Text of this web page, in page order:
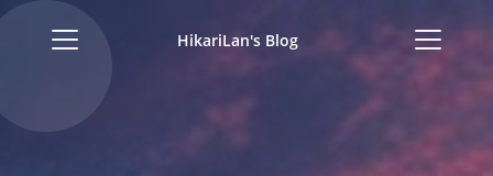
HikariLan's Blog